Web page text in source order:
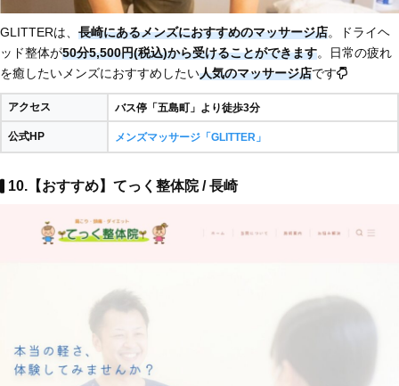
GLITTERは、 長崎にあるメンズにおすすめのマッサージ店。ドライヘ
ッド整体が50分5,500円(税込)から受けることができます。日常の疲れ
を癒したいメンズにおすすめしたい人気のマッサージ店です
アクセス バス停「五島町」より徒歩3分
公式HP メンズマッサージ「GLITTER」
10.【おすすめ】てっく整体院 / 長崎